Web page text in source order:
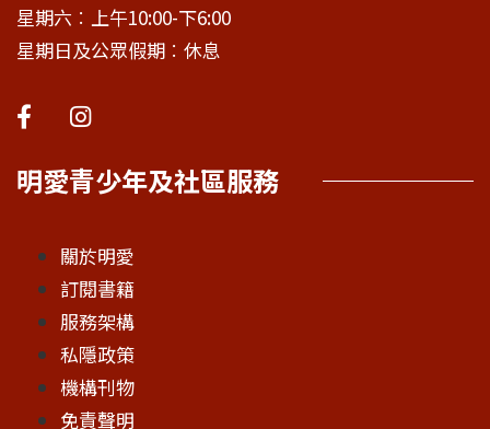
星期六︰上午10:00-下6:00
星期日及公眾假期︰休息
明愛青少年及社區服務
關於明愛
訂閱書籍
服務架構
私隱政策
機構刊物
免責聲明